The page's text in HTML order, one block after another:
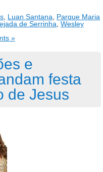
, Luan Santana, Parque Maria
de Serrinha, Wesley
»
e
festa
de Jesus